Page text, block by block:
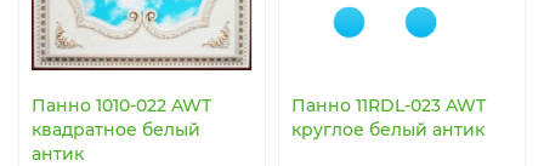
Панно 1010-022 AWT
квадратное белый
антик
Панно 11RDL-023 AWT
круглое белый антик